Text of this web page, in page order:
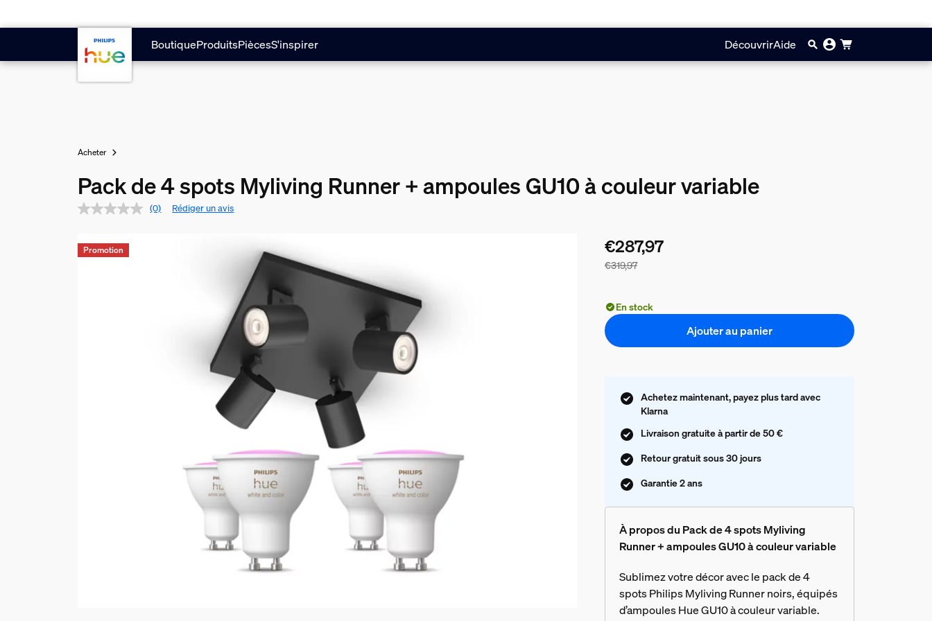
BoutiqueProduitsPiècesS'inspirer DécouvrirAide
Acheter
Pack de 4 spots Myliving Runner + ampoules GU10 à couleur variable
(0) Rédiger un avis
€319,97
€287,97
Promotion
En stock
Ajouter au panier
Achetez maintenant, payez plus tard avec
Klarna
Livraison gratuite à partir de 50 €
Retour gratuit sous 30 jours
Garantie 2 ans
À propos du Pack de 4 spots Myliving
Runner + ampoules GU10 à couleur variable
Sublimez votre décor avec le pack de 4
spots Philips Myliving Runner noirs, équipés
d’ampoules Hue GU10 à couleur variable.